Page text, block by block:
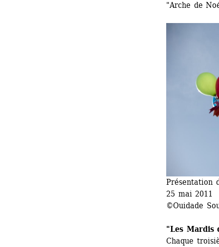
"Arche de
Présentation
25 mai 2011
©Ouidade
"Les Mardis
Chaque